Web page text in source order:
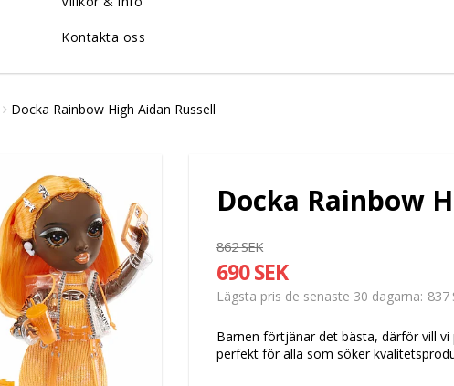
Kontakta oss
Docka Rainbow High Aidan Russell
Docka Rainbow
862 SEK
690 SEK
Lägsta pris de senaste 30 dagarna 837
Barnen förtjänar det bästa, därför vill vi
perfekt för alla som söker